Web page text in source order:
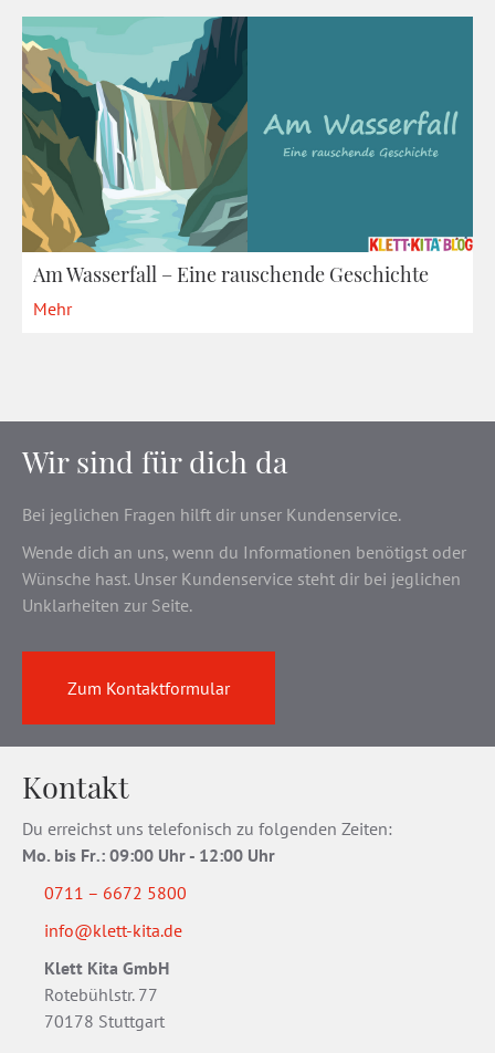
Am Wasserfall – Eine rauschende Geschichte
Mehr
Wir sind für dich da
Bei jeglichen Fragen hilft dir unser Kundenservice.
Wende dich an uns, wenn du Informationen benötigst oder
Wünsche hast. Unser Kundenservice steht dir bei jeglichen
Unklarheiten zur Seite.
Zum Kontaktformular
Kontakt
Du erreichst uns telefonisch zu folgenden Zeiten:
Mo. bis Fr.: 09:00 Uhr - 12:00 Uhr
0711 – 6672 5800
info@klett-kita.de
Klett Kita GmbH
Rotebühlstr. 77
70178 Stuttgart